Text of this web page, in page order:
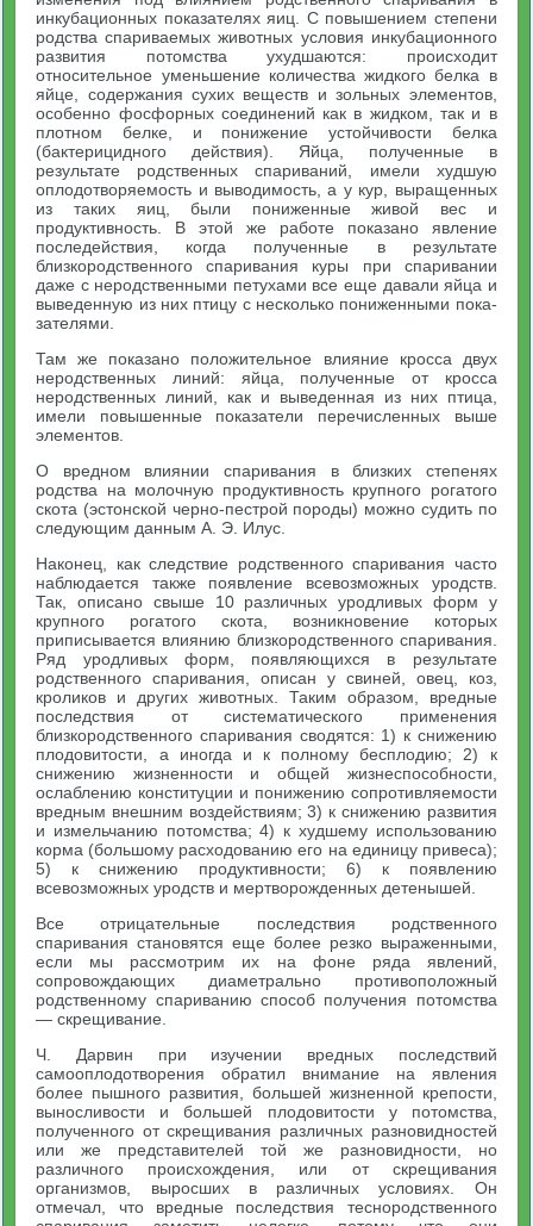
инкубационных показателях яиц. С повышением степени
родства спариваемых животных условия инкубационного
развития потомства ухудшают­ся: происходит
относительное уменьшение количества жидкого белка в
яйце, содержания сухих веществ и зольных элементов,
особенно фосфорных соединений как в жидком, так и в
плотном белке, и понижение устойчивости белка
(бактерицидного действия). Яйца, полученные в
результате родственных спариваний, имели худшую
оплодотворяемость и выводимость, а у кур, выращенных
из таких яиц, были пониженные живой вес и
продуктивность. В этой же работе показано явление
последействия, когда полученные в результате
близкородственного спаривания куры при спаривании
даже с неродственными петухами все еще давали яйца и
выведенную из них птицу с несколько пониженными пока­
зателями.
Там же показано положительное влияние кросса двух
нерод­ственных линий: яйца, полученные от кросса
неродственных ли­ний, как и выведенная из них птица,
имели повышенные показа­тели перечисленных выше
элементов.
О вредном влиянии спаривания в близких степенях
родства на молочную продуктивность крупного рогатого
скота (эстонской черно-пестрой породы) можно судить по
следующим данным А. Э. Илус.
Наконец, как следствие родственного спаривания часто
наблю­дается также появление всевозможных уродств.
Так, описано свыше 10 различных уродливых форм у
крупного рогатого скота, возникновение которых
приписывается влиянию близкородствен­ного спаривания.
Ряд уродливых форм, появляющихся в резуль­тате
родственного спаривания, описан у свиней, овец, коз,
кро­ликов и других животных. Таким образом, вредные
последствия от систематического применения
близкородственного спаривания сводятся: 1) к снижению
плодовитости, а иногда и к полному бесплодию; 2) к
снижению жизненности и общей жизнеспособ­ности,
ослаблению конституции и понижению сопротивляемости
вредным внешним воздействиям; 3) к снижению развития
и из­мельчанию потомства; 4) к худшему использованию
корма (боль­шому расходованию его на единицу привеса);
5) к снижению продуктивности; 6) к появлению
всевозможных уродств и мертво­рожденных детенышей.
Все отрицательные последствия родственного
спаривания ста­новятся еще более резко выраженными,
если мы рассмотрим их на фоне ряда явлений,
сопровождающих диаметрально противо­положный
родственному спариванию способ получения потомства
— скрещивание.
Ч. Дарвин при изучении вредных последствий
самооплодотво­рения обратил внимание на явления
более пышного развития, большей жизненной крепости,
выносливости и большей плодови­тости у потомства,
полученного от скрещивания различных раз­новидностей
или же представителей той же разновидности, но
различного происхождения, или от скрещивания
организмов, выросших в различных условиях. Он
отмечал, что вредные по­следствия теснородственного